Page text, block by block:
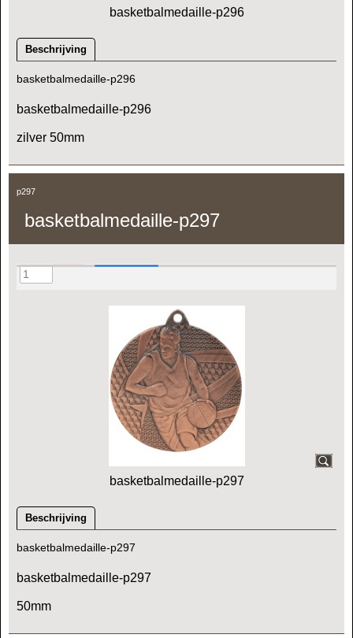
basketbalmedaille-p296
Beschrijving
basketbalmedaille-p296
basketbalmedaille-p296
zilver 50mm
p297
basketbalmedaille-p297
basketbalmedaille-p297
Beschrijving
basketbalmedaille-p297
basketbalmedaille-p297
50mm